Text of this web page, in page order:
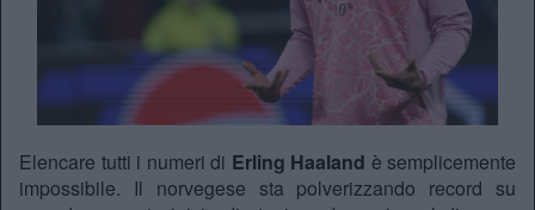
Elencare tutti i numeri di Erling Haaland è semplicemente
impossibile. Il norvegese sta polverizzando record su